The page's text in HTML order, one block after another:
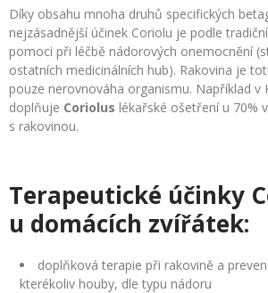
Díky obsahu mnoha druhů specifických
nejzásadnější účinek Coriolu je podle
pomoci při léčbě nádorových onemocnění
ostatních medicinálních hub). Rakovina je
pouze nerovnováha organismu. Například v
doplňuje Coriolus lékařské ošetření u 70%
s rakovinou.
Terapeutické účinky
u domácích zvířátek:
doplňková terapie při rakovině a
kterékoliv houby, dle typu nádoru